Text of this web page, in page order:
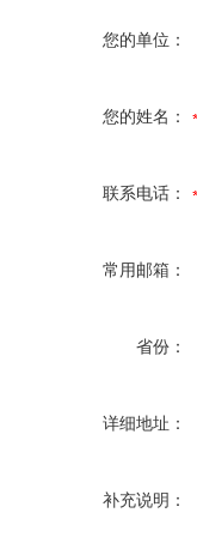
您的单位：
您的姓名：
联系电话：
常用邮箱：
省份：
详细地址：
补充说明：